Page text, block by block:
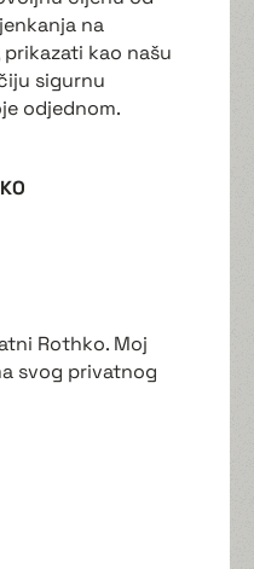
na
kao našu
sigurnu
odjednom.
Rothko. Moj
svog privatnog